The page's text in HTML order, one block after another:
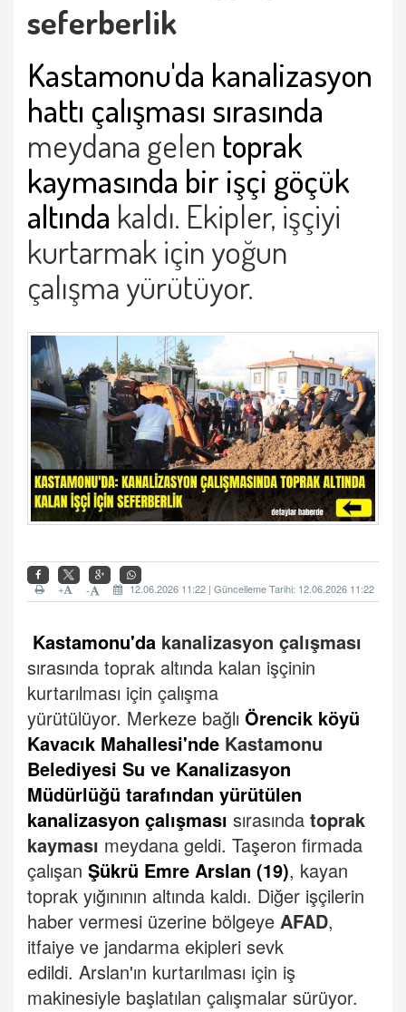
seferberlik
Kastamonu'da kanalizasyon
hattı çalışması sırasında
meydana gelen toprak
kaymasında bir işçi göçük
altında kaldı. Ekipler, işçiyi
kurtarmak için yoğun
çalışma yürütüyor.
12.06.2026 11:22 | Güncelleme Tarihi: 12.06.2026 11:22
-
+
Kastamonu'da kanalizasyon çalışması
sırasında toprak altında kalan işçinin
kurtarılması için çalışma
yürütülüyor. Merkeze bağlı Örencik köyü
Kavacık Mahallesi'nde Kastamonu
Belediyesi Su ve Kanalizasyon
Müdürlüğü tarafından yürütülen
kanalizasyon çalışması sırasında toprak
kayması meydana geldi. Taşeron firmada
çalışan Şükrü Emre Arslan (19), kayan
toprak yığınının altında kaldı. Diğer işçilerin
haber vermesi üzerine bölgeye AFAD,
itfaiye ve jandarma ekipleri sevk
edildi. Arslan'ın kurtarılması için iş
makinesiyle başlatılan çalışmalar sürüyor.